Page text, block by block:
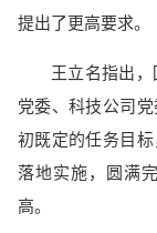
提出了更高要求。
王立名指出
党委、科技公司
初既定的任务目
落地实施，圆满
高。